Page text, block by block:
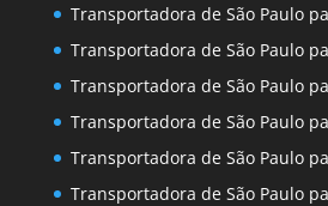
Transportadora de São Paulo
Transportadora de São Paulo
Transportadora de São Paulo
Transportadora de São Paulo
Transportadora de São Paulo
Transportadora de São Paulo